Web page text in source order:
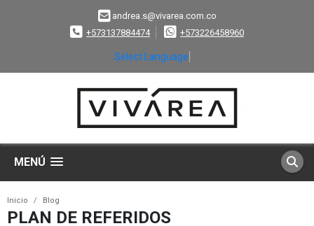
andrea.s@vivarea.com.co
+573137884474
+573226458960
Select Language
MENÚ
Inicio Blog
PLAN DE REFERIDOS